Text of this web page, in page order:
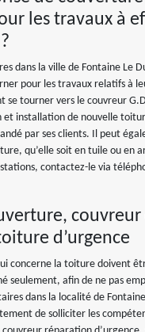
les travaux à
dans la ville de Fontaine Le
pour les travaux relatifs à
se tourner vers le couvreur
et installation de nouvelle
par ses clients. Il peut
qu’elle soit en tuile ou en
contactez-le via
couvreur
d’urgence
concerne la toiture doivent
seulement, afin de ne pas
dans la localité de
de solliciter les